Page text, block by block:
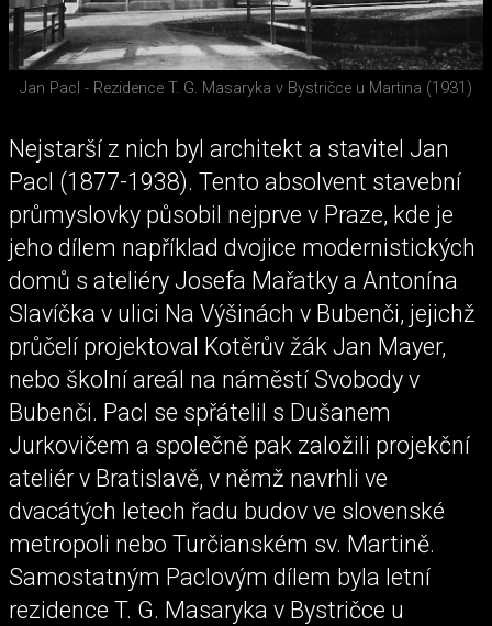
Jan Pacl - Rezidence T. G. Masaryka v Bystričce u Martina (1931)
Nejstarší z nich byl architekt a stavitel Jan
Pacl (1877-1938). Tento absolvent stavební
průmyslovky působil nejprve v Praze, kde je
jeho dílem například dvojice modernistických
domů s ateliéry Josefa Mařatky a Antonína
Slavíčka v ulici Na Výšinách v Bubenči, jejichž
průčelí projektoval Kotěrův žák Jan Mayer,
nebo školní areál na náměstí Svobody v
Bubenči. Pacl se spřátelil s Dušanem
Jurkovičem a společně pak založili projekční
ateliér v Bratislavě, v němž navrhli ve
dvacátých letech řadu budov ve slovenské
metropoli nebo Turčianském sv. Martině.
Samostatným Paclovým dílem byla letní
rezidence T. G. Masaryka v Bystričce u